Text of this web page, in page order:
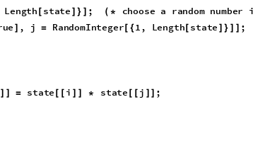
Length [ state ] } ] ; ( * choose a random number i
ue ] , j = RandomInteger [ {1, Length [ state ] } ] ] ;
] ] = state [ [ i ] ] * state [ [ j ] ] ;